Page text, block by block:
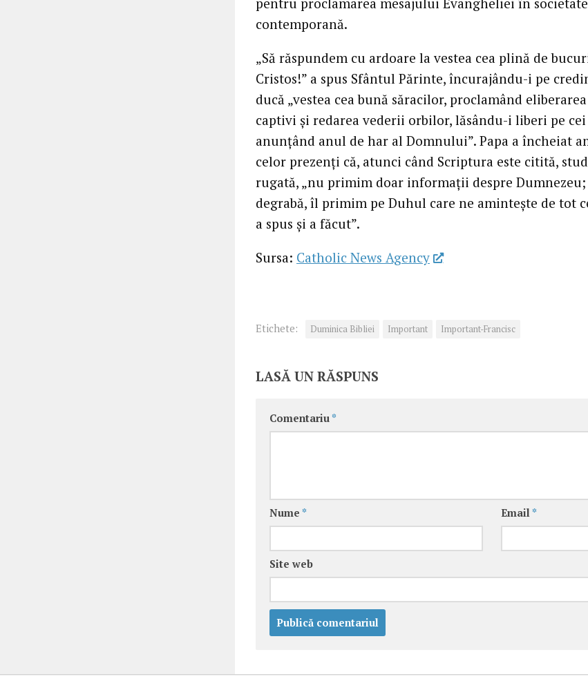
contemporană.
„Să răspundem cu ardoare la vestea cea plină de
Cristos!” a spus Sfântul Părinte, încurajându-i pe
ducă „vestea cea bună săracilor, proclamând
captivi și redarea vederii orbilor, lăsându-i liberi pe
anunțând anul de har al Domnului”. Papa a încheiat
celor prezenți că, atunci când Scriptura este citită,
rugată, „nu primim doar informații despre
degrabă, îl primim pe Duhul care ne amintește de tot
a spus și a făcut”.
Sursa: Catholic News Agency
Etichete: Duminica Bibliei Important Important-Francisc
LASĂ UN RĂSPUNS
Comentariu *
Nume * Email *
Site web